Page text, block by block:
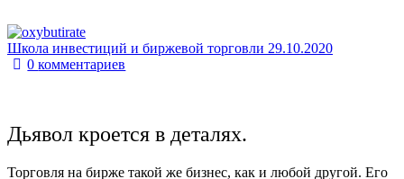
Школа инвестиций и биржевой торговли 29.10.2020
0комментариев
Дьявол кроется в деталях.
Торговля на бирже такой же бизнес, как и любой другой. Его